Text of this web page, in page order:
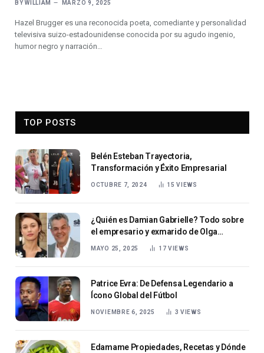
BY WILLIAM MARZO 9, 2025
Hazel Brugger es una reconocida poeta, comediante y personalidad
televisiva suizo-estadounidense conocida por su agudo ingenio,
humor negro y narración…
TOP POSTS
Belén Esteban Trayectoria,
Transformación y Éxito Empresarial
OCTUBRE 7, 2024 15VIEWS
¿Quién es Damian Gabrielle? Todo sobre
el empresario y exmarido de Olga
MAYO 25, 2025 17 VIEWS
Patrice Evra: De Defensa Legendario a
Ícono Global del Fútbol
NOVIEMBRE 6, 2025 3VIEWS
Edamame Propiedades, Recetas y Dónde